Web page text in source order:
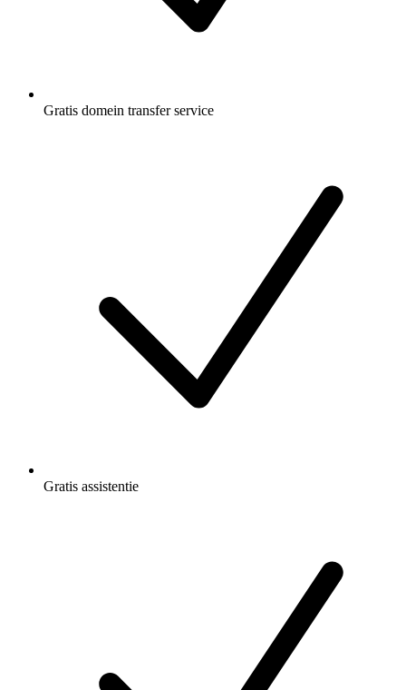
Gratis domein transfer service
Gratis assistentie